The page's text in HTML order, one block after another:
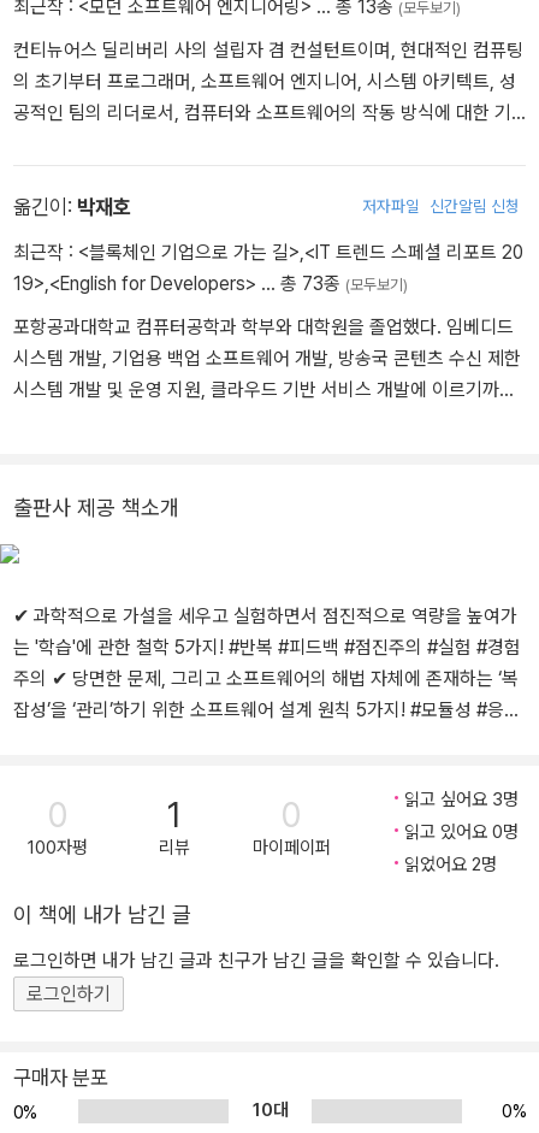
최근작 : <모던 소프트웨어 엔지니어링> … 총 13종 (모두보기)
컨티뉴어스 딜리버리 사의 설립자 겸 컨설턴트이며, 현대적인 컴퓨팅
의 초기부터 프로그래머, 소프트웨어 엔지니어, 시스템 아키텍트, 성
공적인 팀의 리더로서, 컴퓨터와 소프트웨어의 작동 방식에 대한 기
며 팀을 이끌고 세계적 수준의 소프트웨어를 구축해 왔다. 졸트 상을
트웨어 출시』를 제즈 험블과 함께 공동 저술했다. 런던 멀티 애셋 익
스체인지(LMAX)의 소프트웨어 개발 책임자로서 세계에서 가장 빠
른 금융 거래소 중 하나를 구축했으며, 반복적인 개발, 지속적인 통합,
높은 수준의 자동화된 테스트를 포함해 애자일 기법을 가장 먼저 채
택한 사람 중 한 명으로서 리액티브 매니페스토(reactivemanifesto.
옮긴이: 박재호 저자파일 신간알림 신청
최근작 : <블록체인 기업으로 가는 길> <IT 트렌드 스페셜 리포트 20
19> <English for Developers> … 총 73종 (모두보기)
포항공과대학교 컴퓨터공학과 학부와 대학원을 졸업했다. 임베디드
시스템 개발, 기업용 백업 소프트웨어 개발, 방송국 콘텐츠 수신 제한
시스템 개발 및 운영 지원, 클라우드 기반 서비스 개발에 이르기까지
과 개발자를 위한 유튜브 채널(youtube.com/@채널박재호)을 운영
하며, 개발자들을 위한 각종 교육과 세미나도 지속적으로 진행하고
출판사 제공 책소개
✔ 과학적으로 가설을 세우고 실험하면서 점진적으로 역량을 높여가
는 '학습'에 관한 철학 5가지! #반복 #피드백 #점진주의 #실험 #경험
주의 ✔ 당면한 문제, 그리고 소프트웨어의 해법 자체에 존재하는 ‘복
잡성’을 ‘관리’하기 위한 소프트웨어 설계 원칙 5가지! #모듈성 #응집
를 선택하자 • 지속적이며 점진적인 발전을 촉진하기 위해 업무와 시
스템을 구조화하자 • 그저 ‘레거시 코드’를 양산하기보다는, 지속적으
로 발전하는 시스템을 목표로 진행 상황을 평가하자 • 실험주의와 경
도 통제력을 유지하자 • 엄격하고 체계적이되, 유연성 없는 지나친 경
직성은 피하자 • 역사와 경험에서 배우자 • 좋은’ 소프트웨어 개발 아
이디어와 ‘나쁜’ 소프트웨어 개발 아이디어를 가려내자 | 이 책의 독자
키텍트, 엔지니어, 기술 리더, 매니저 | 이 책의 구성 | 1부 ‘소프트웨어
엔지니어링이란 무엇인가’는 소프트웨어라는 컨텍스트에서 공학이
0
100자평
1
리뷰
0
마이페이퍼
읽고 싶어요 3명
읽고 있어요 0명
읽었어요 2명
이 책에 내가 남긴 글
로그인하면 내가 남긴 글과 친구가 남긴 글을 확인할 수 있습니다.
로그인하기
구매자 분포
0% 10대
0%